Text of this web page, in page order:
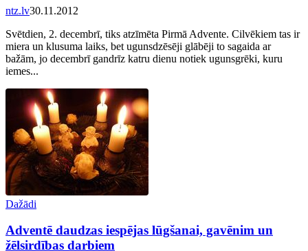
ntz.lv30.11.2012
Svētdien, 2. decembrī, tiks atzīmēta Pirmā Advente. Cilvēkiem tas ir
miera un klusuma laiks, bet ugunsdzēsēji glābēji to sagaida ar
bažām, jo decembrī gandrīz katru dienu notiek ugunsgrēki, kuru
iemes...
Dažādi
Adventē daudzas iespējas lūgšanai, gavēnim un
žēlsirdības darbiem